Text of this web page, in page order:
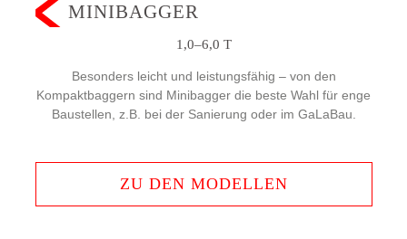
MINIBAGGER
1,0–6,0 T
Besonders leicht und leistungsfähig ­­– von den
Kompaktbaggern sind Minibagger die beste Wahl für enge
Baustellen, z.B. bei der Sanierung oder im GaLaBau.
ZU DEN MODELLEN